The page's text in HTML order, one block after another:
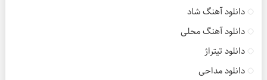
دانلود آهنگ شاد
دانلود آهنگ محلی
دانلود تیتراژ
دانلود مداحی